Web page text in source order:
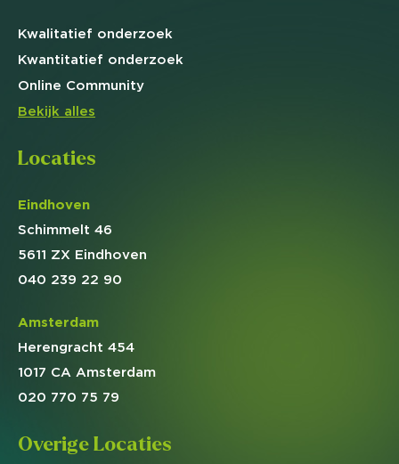
Kwalitatief onderzoek
Kwantitatief onderzoek
Online Community
Bekijk alles
Locaties
Eindhoven
Schimmelt 46
5611 ZX Eindhoven
040 239 22 90
Amsterdam
Herengracht 454
1017 CA Amsterdam
020 770 75 79
Overige Locaties